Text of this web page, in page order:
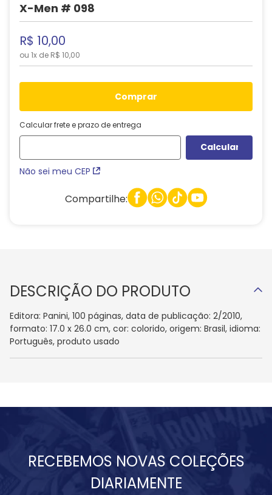
X-Men # 098
R$ 10,00
ou 1x de R$ 10,00
comprar
Calcular frete e prazo de entrega
Não sei meu CEP
Compartilhe:
DESCRIÇÃO DO PRODUTO
Editora: Panini, 100 páginas, data de publicação: 2/2010,
formato: 17.0 x 26.0 cm, cor: colorido, origem: Brasil, idioma:
Português, produto usado
RECEBEMOS NOVAS COLEÇÕES
DIARIAMENTE